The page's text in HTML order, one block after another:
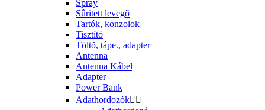
Spray
Sûritett levegõ
Tartók, konzolok
Tisztító
Töltõ, tápe., adapter
Antenna
Antenna Kábel
Adapter
Power Bank
Adathordozók 